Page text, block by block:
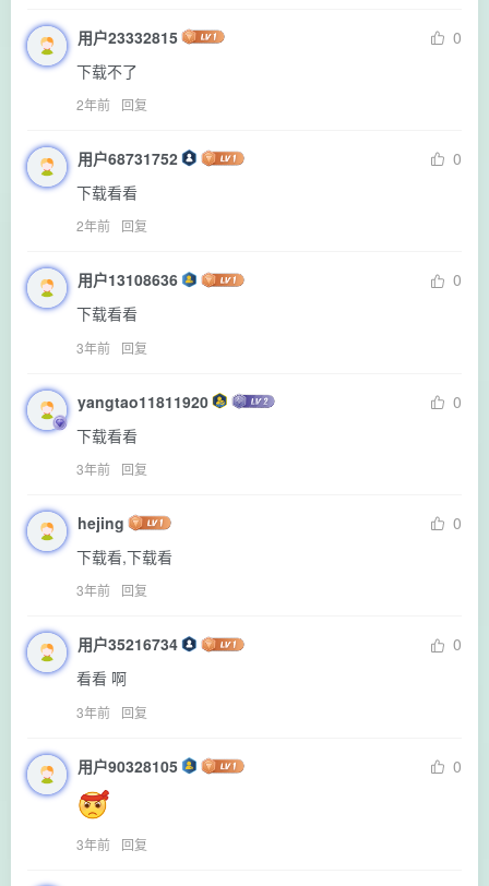
用户23332815
0
下载不了
2年前 回复
用户68731752
0
下载看看
2年前 回复
用户13108636
0
下载看看
3年前 回复
yangtao11811920
0
下载看看
3年前 回复
hejing
0
下载看,下载看
3年前 回复
用户35216734
0
看看 啊
3年前 回复
用户90328105 0
3年前 回复